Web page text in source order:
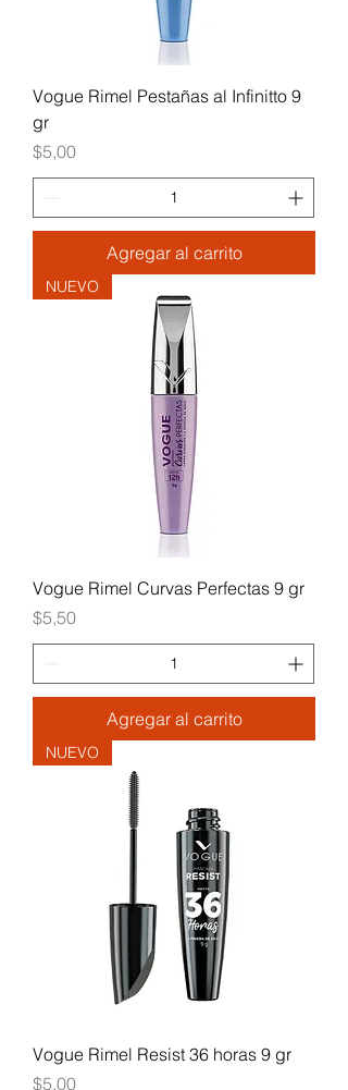
Vogue Rimel Pestañas al Infinitto 9
gr
Precio
$5,00
Agregar al carrito
NUEVO
Vogue Rimel Curvas Perfectas 9 gr
Precio
$5,50
Agregar al carrito
NUEVO
Vogue Rimel Resist 36 horas 9 gr
Precio
$5,00